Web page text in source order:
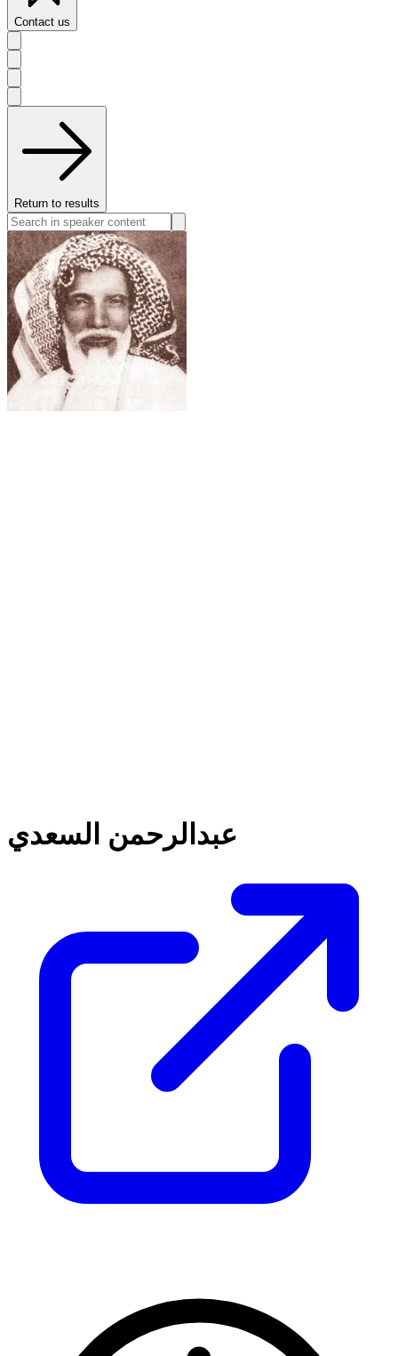
Contact us
Return to results
عبدالرحمن السعدي